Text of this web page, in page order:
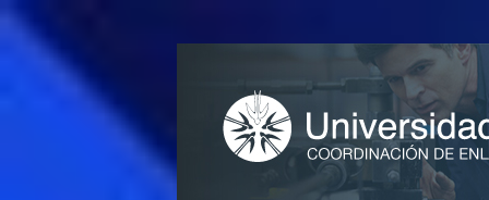
Enlace
UNINTER